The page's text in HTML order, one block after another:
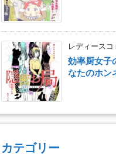
レディースコ
効率厨女
なたのホン
カテゴリー